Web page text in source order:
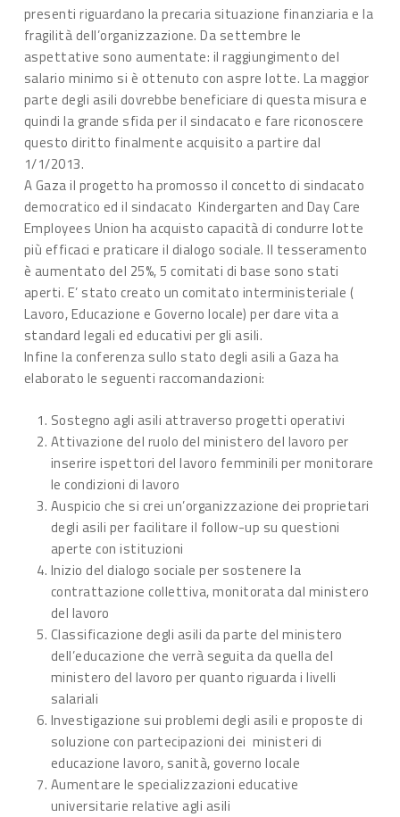
presenti riguardano la precaria situazione finanziaria e la
fragilità dell’organizzazione. Da settembre le
aspettative sono aumentate: il raggiungimento del
salario minimo si è ottenuto con aspre lotte. La maggior
parte degli asili dovrebbe beneficiare di questa misura e
quindi la grande sfida per il sindacato e fare riconoscere
questo diritto finalmente acquisito a partire dal
1/1/2013.
A Gaza il progetto ha promosso il concetto di sindacato
democratico ed il sindacato Kindergarten and Day Care
Employees Union ha acquisto capacità di condurre lotte
più efficaci e praticare il dialogo sociale. Il tesseramento
è aumentato del 25%, 5 comitati di base sono stati
aperti. E’ stato creato un comitato interministeriale (
Lavoro, Educazione e Governo locale) per dare vita a
standard legali ed educativi per gli asili.
Infine la conferenza sullo stato degli asili a Gaza ha
elaborato le seguenti raccomandazioni:
Sostegno agli asili attraverso progetti operativi
Attivazione del ruolo del ministero del lavoro per
inserire ispettori del lavoro femminili per monitorare
le condizioni di lavoro
Auspicio che si crei un’organizzazione dei proprietari
degli asili per facilitare il follow-up su questioni
aperte con istituzioni
Inizio del dialogo sociale per sostenere la
contrattazione collettiva, monitorata dal ministero
del lavoro
Classificazione degli asili da parte del ministero
dell’educazione che verrà seguita da quella del
ministero del lavoro per quanto riguarda i livelli
salariali
Investigazione sui problemi degli asili e proposte di
soluzione con partecipazioni dei ministeri di
educazione lavoro, sanità, governo locale
Aumentare le specializzazioni educative
universitarie relative agli asili